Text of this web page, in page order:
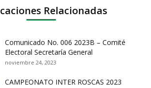
Relacionadas
Comunicado No. 006 2023B – Comité
Electoral Secretaría General
noviembre 24, 2023
CAMPEONATO INTER ROSCAS 2023